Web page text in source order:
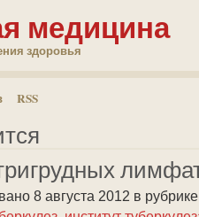
медицина
здоровья
RSS
8 августа 2012 в